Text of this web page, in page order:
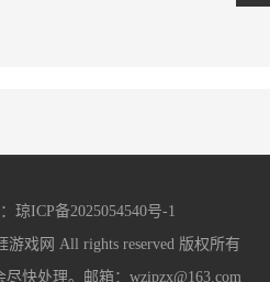
琼ICP备2025054540号-1
游戏网 All rights reserved 版权所有
快处理。邮箱：wzipzx@163.com